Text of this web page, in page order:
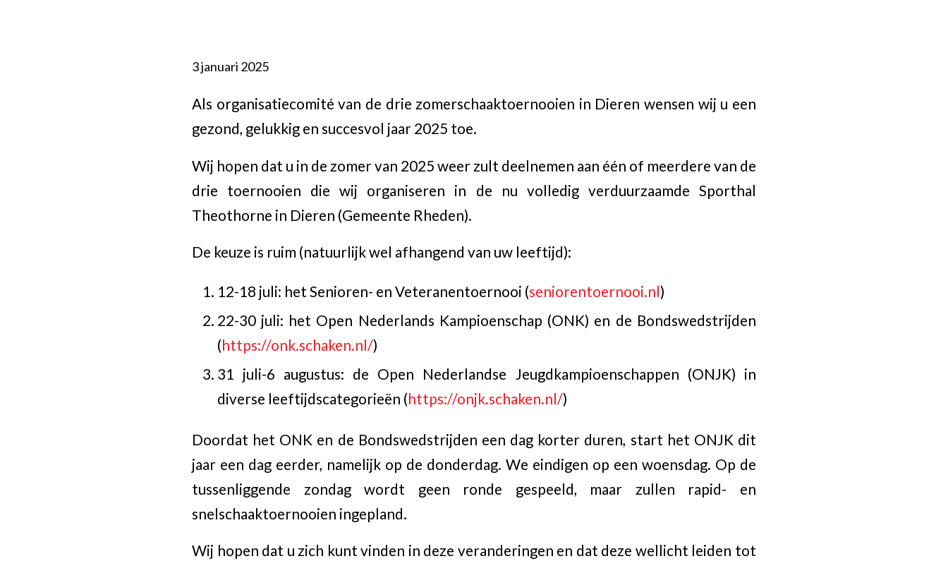
3 januari 2025
Als organisatiecomité van de drie zomerschaaktoernooien in Dieren wensen wij u een
gezond, gelukkig en succesvol jaar 2025 toe.
Wij hopen dat u in de zomer van 2025 weer zult deelnemen aan één of meerdere van de
drie toernooien die wij organiseren in de nu volledig verduurzaamde Sporthal
Theothorne in Dieren (Gemeente Rheden).
De keuze is ruim (natuurlijk wel afhangend van uw leeftijd):
12-18 juli: het Senioren- en Veteranentoernooi (seniorentoernooi.nl)
22-30 juli: het Open Nederlands Kampioenschap (ONK) en de Bondswedstrijden
(https://onk.schaken.nl/)
31 juli-6 augustus: de Open Nederlandse Jeugdkampioenschappen (ONJK) in
diverse leeftijdscategorieën (https://onjk.schaken.nl/)
Doordat het ONK en de Bondswedstrijden een dag korter duren, start het ONJK dit
jaar een dag eerder, namelijk op de donderdag. We eindigen op een woensdag. Op de
tussenliggende zondag wordt geen ronde gespeeld, maar zullen rapid- en
snelschaaktoernooien ingepland.
Wij hopen dat u zich kunt vinden in deze veranderingen en dat deze wellicht leiden tot